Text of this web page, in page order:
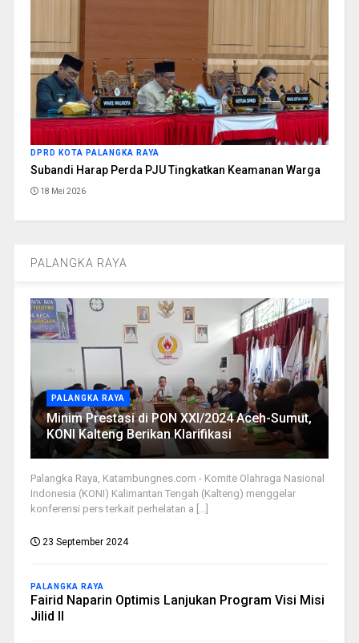
DPRD KOTA PALANGKA RAYA
Subandi Harap Perda PJU Tingkatkan Keamanan Warga
18 Mei 2026
PALANGKA RAYA
PALANGKA RAYA
Minim Prestasi di PON XXI/2024 Aceh-Sumut,
KONI Kalteng Berikan Klarifikasi
Palangka Raya, Katambungnes.com - Komite Olahraga Nasional
Indonesia (KONI) Kalimantan Tengah (Kalteng) menggelar
konferensi pers terkait perhelatan a [...]
23 September 2024
PALANGKA RAYA
Fairid Naparin Optimis Lanjukan Program Visi Misi
Jilid II